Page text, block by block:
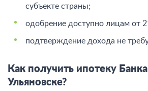
субъекте страны;
одобрение доступно лицам от
подтверждение дохода не
Как получить ипотеку
Ульяновске?